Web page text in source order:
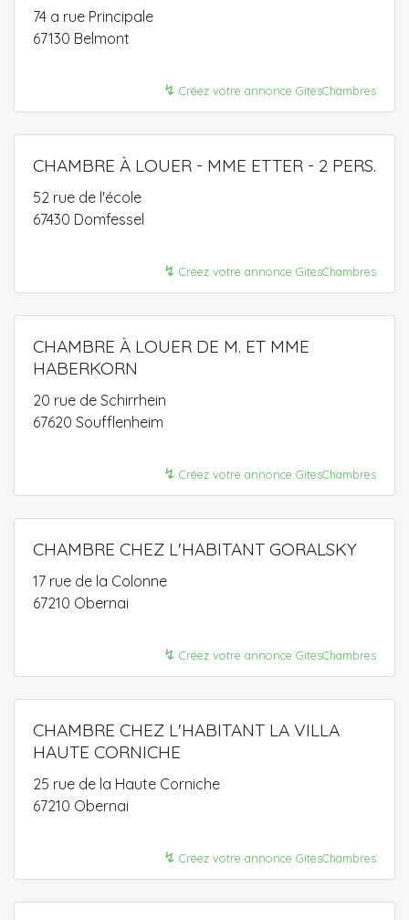
74 a rue Principale
67130 Belmont
↯ Créez votre annonce GitesChambres
CHAMBRE À LOUER - MME ETTER - 2 PERS.
52 rue de l'école
67430 Domfessel
↯ Créez votre annonce GitesChambres
CHAMBRE À LOUER DE M. ET MME
HABERKORN
20 rue de Schirrhein
67620 Soufflenheim
↯ Créez votre annonce GitesChambres
CHAMBRE CHEZ L'HABITANT GORALSKY
17 rue de la Colonne
67210 Obernai
↯ Créez votre annonce GitesChambres
CHAMBRE CHEZ L'HABITANT LA VILLA
HAUTE CORNICHE
25 rue de la Haute Corniche
67210 Obernai
↯ Créez votre annonce GitesChambres